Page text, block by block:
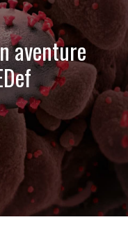
aventure